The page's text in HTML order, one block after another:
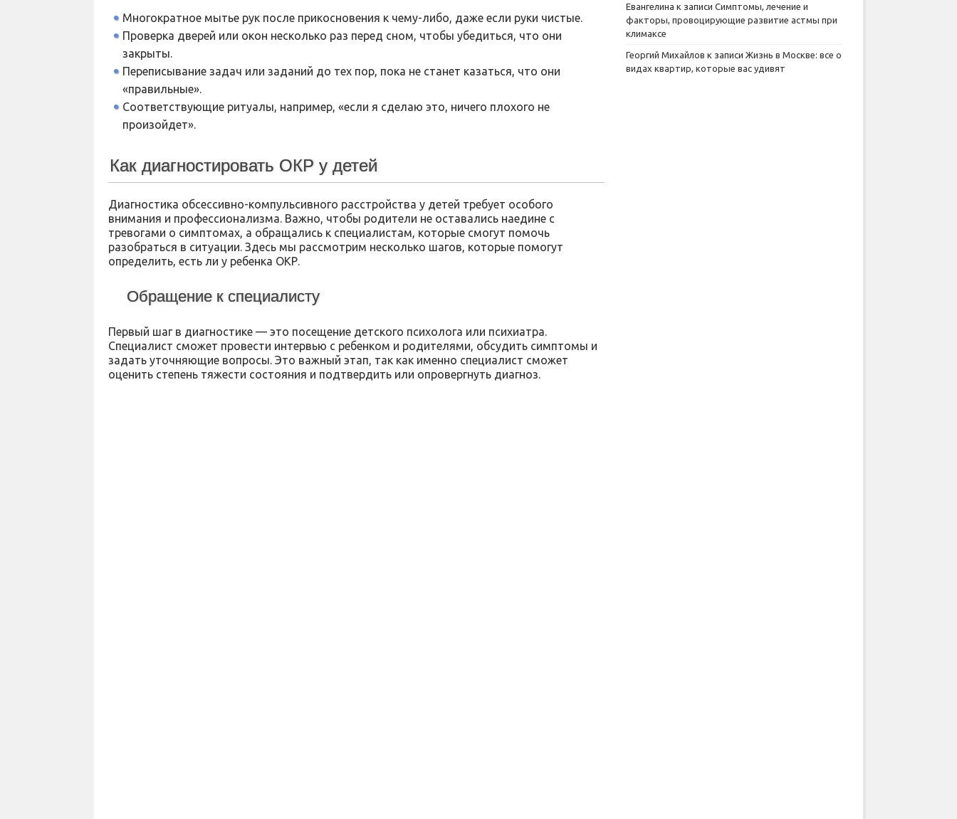
Многократное мытье рук после прикосновения к чему-либо, даже если руки чистые.
Проверка дверей или окон несколько раз перед сном, чтобы убедиться, что они
закрыты.
Переписывание задач или заданий до тех пор, пока не станет казаться, что они
«правильные».
Соответствующие ритуалы, например, «если я сделаю это, ничего плохого не
произойдет».
Как диагностировать ОКР у детей
Диагностика обсессивно-компульсивного расстройства у детей требует особого
внимания и профессионализма. Важно, чтобы родители не оставались наедине с
тревогами о симптомах, а обращались к специалистам, которые смогут помочь
разобраться в ситуации. Здесь мы рассмотрим несколько шагов, которые помогут
определить, есть ли у ребенка ОКР.
Обращение к специалисту
Первый шаг в диагностике — это посещение детского психолога или психиатра.
Специалист сможет провести интервью с ребенком и родителями, обсудить симптомы и
задать уточняющие вопросы. Это важный этап, так как именно специалист сможет
оценить степень тяжести состояния и подтвердить или опровергнуть диагноз.
Евангелина к записи Симптомы, лечение и
факторы, провоцирующие развитие астмы при
климаксе
Георгий Михайлов к записи Жизнь в Москве: все о
видах квартир, которые вас удивят